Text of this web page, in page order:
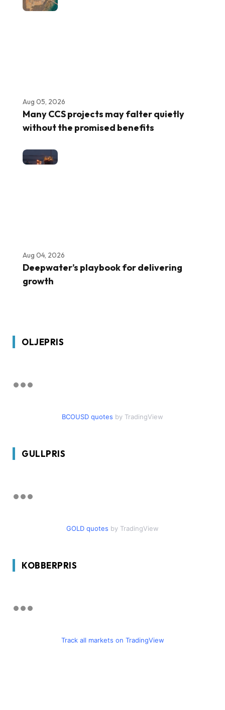
Aug 05, 2026
Many CCS projects may falter quietly
without the promised benefits
Aug 04, 2026
Deepwater’s playbook for delivering
growth
OLJEPRIS
BCOUSD quotes by TradingView
GULLPRIS
GOLD quotes by TradingView
KOBBERPRIS
Track all markets on TradingView